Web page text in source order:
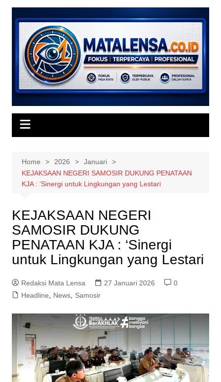
Skip
content
Home 2026
Januari
KEJAKSAAN NEGERI SAMOSIR DUKUNG PENATAAN
KJA : ‘Sinergi untuk Lingkungan yang Lestari
KEJAKSAAN NEGERI
SAMOSIR DUKUNG
PENATAAN KJA : ‘Sinergi
untuk Lingkungan yang Lestari
Redaksi Mata Lensa 27 Januari 2026
0
Headline
News, Samosir